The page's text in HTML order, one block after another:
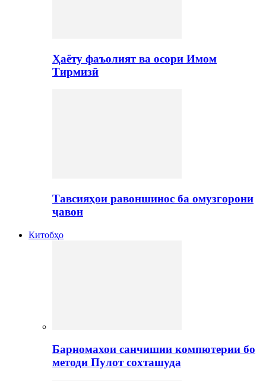
Ҳаёту фаъолият ва осори Имом
Тирмизӣ
Тавсияҳои равоншинос ба омузгорони
ҷавон
Китобҳо
Барномахои санчишии компютерии бо
методи Пулот сохташуда